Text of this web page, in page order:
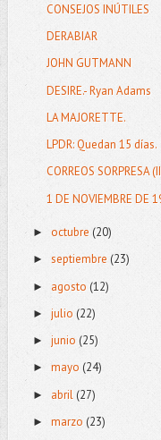
CONSEJOS INÚTILES
DERABIAR
JOHN GUTMANN
DESIRE.- Ryan Adams
LA MAJORETTE.
LPDR: Quedan 15 días.
CORREOS
1 DE NOVIEMBRE DE
► octubre (20)
► septiembre (23)
► agosto (12)
► julio (22)
► junio (25)
► mayo (24)
► abril(27)
► marzo (23)